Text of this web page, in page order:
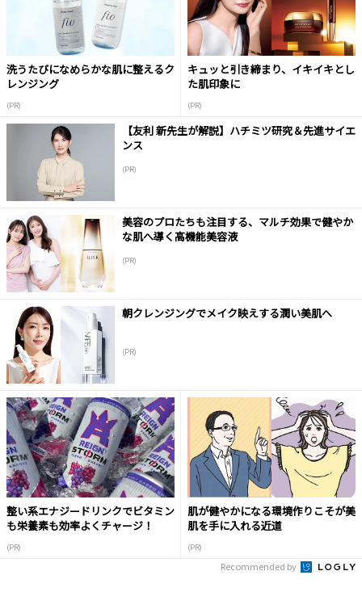
洗うたびになめらかな肌に整えるク
レンジング
(PR)
キュッと引き締まり、イキイキとし
た肌印象に
(PR)
【友利 新先生が解説】ハチミツ研究＆先進サイエ
ンス
(PR)
美容のプロたちも注目する、マルチ効果で健やか
な肌へ導く高機能美容液
(PR)
朝クレンジングでメイク映えする潤い美肌へ
(PR)
整い系エナジードリンクでビタミン
も栄養素も効率よくチャージ！
(PR)
肌が健やかになる環境作りこそが美
肌を手に入れる近道
(PR)
Recommended by